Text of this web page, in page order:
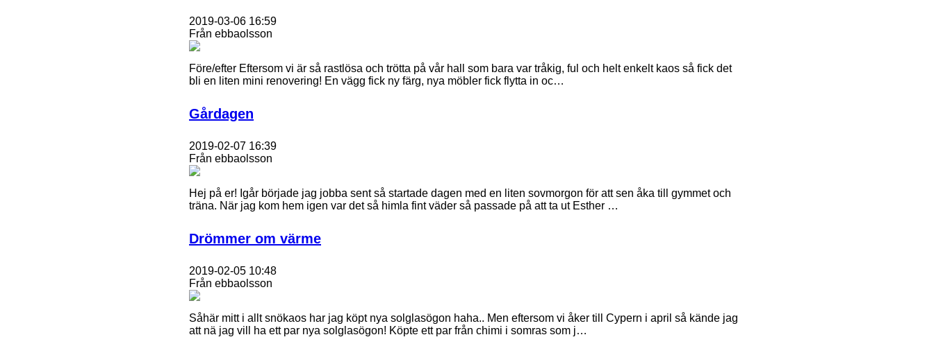
2019-03-06 16:59
Från ebbaolsson
Före/efter Eftersom vi är så rastlösa och trötta på vår hall som bara var tråkig, ful och helt enkelt kaos så fick det
bli en liten mini renovering! En vägg fick ny färg, nya möbler fick flytta in oc…
Gårdagen
2019-02-07 16:39
Från ebbaolsson
Hej på er! Igår började jag jobba sent så startade dagen med en liten sovmorgon för att sen åka till gymmet och
träna. När jag kom hem igen var det så himla fint väder så passade på att ta ut Esther …
Drömmer om värme
2019-02-05 10:48
Från ebbaolsson
Såhär mitt i allt snökaos har jag köpt nya solglasögon haha.. Men eftersom vi åker till Cypern i april så kände jag
att nä jag vill ha ett par nya solglasögon! Köpte ett par från chimi i somras som j…